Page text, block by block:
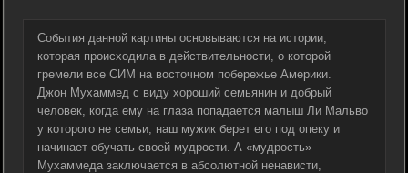
События данной картины основываются на истории,
которая происходила в действительности, о которой
гремели все СИМ на восточном побережье Америки.
Джон Мухаммед с виду хороший семьянин и добрый
человек, когда ему на глаза попадается малыш Ли Мальво
у которого не семьи, наш мужик берет его под опеку и
начинает обучать своей мудрости. А «мудрость»
Мухаммеда заключается в абсолютной ненависти,